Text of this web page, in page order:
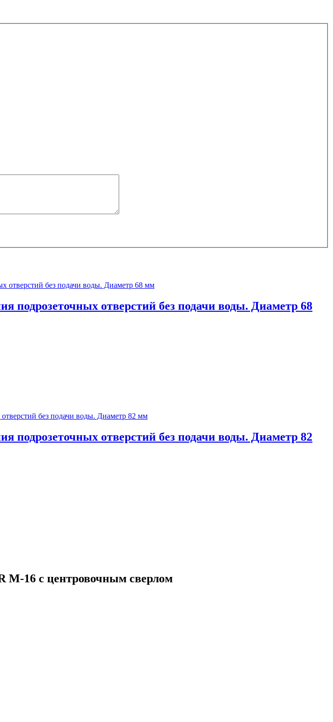
подрозеточных отверстий без подачи воды. Диаметр 68
подрозеточных отверстий без подачи воды. Диаметр 82
M-16 с центровочным сверлом